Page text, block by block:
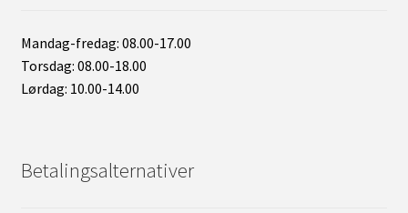
Mandag-fredag: 08.00-17.00
Torsdag: 08.00-18.00
Lørdag: 10.00-14.00
Betalingsalternativer